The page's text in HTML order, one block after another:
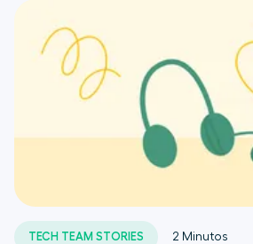
TECH TEAM STORIES 2 Minutos